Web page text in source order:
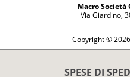
SPESE DI
Macro Società
Via Giardino,
Copyright ©